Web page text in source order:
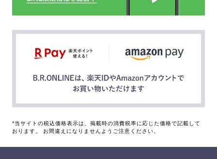
*当サイトの税込価格表示は、掲載時の消費税率に応じた価格で記載して
おります。 お間違えになりませんようご注意ください。